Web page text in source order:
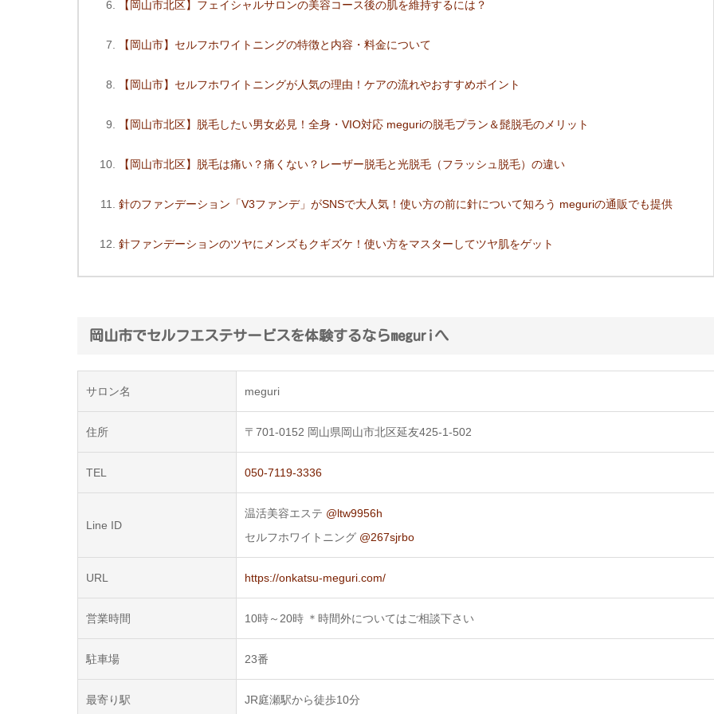
【岡山市北区】フェイシャルサロンの美容コース後の肌を維持するには？
【岡山市】セルフホワイトニングの特徴と内容・料金について
【岡山市】セルフホワイトニングが人気の理由！ケアの流れやおすすめポイント
【岡山市北区】脱毛したい男女必見！全身・VIO対応 meguriの脱毛プラン＆髭脱毛のメリット
【岡山市北区】脱毛は痛い？痛くない？レーザー脱毛と光脱毛（フラッシュ脱毛）の違い
針のファンデーション「V3ファンデ」がSNSで大人気！使い方の前に針について知ろう meguriの通販でも提供
針ファンデーションのツヤにメンズもクギズケ！使い方をマスターしてツヤ肌をゲット
岡山市でセルフエステサービスを体験するならmeguriへ
サロン名 meguri
住所 〒701-0152 岡山県岡山市北区延友425-1-502
TEL 050-7119-3336
Line ID
温活美容エステ @ltw9956h
セルフホワイトニング @267sjrbo
URL https://onkatsu-meguri.com/
営業時間 10時～20時 ＊時間外についてはご相談下さい
駐車場 23番
最寄り駅 JR庭瀬駅から徒歩10分